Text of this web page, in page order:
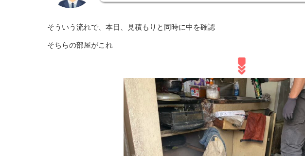
そういう流れで、本日、見積もりと同時に中を確認
そちらの部屋がこれ